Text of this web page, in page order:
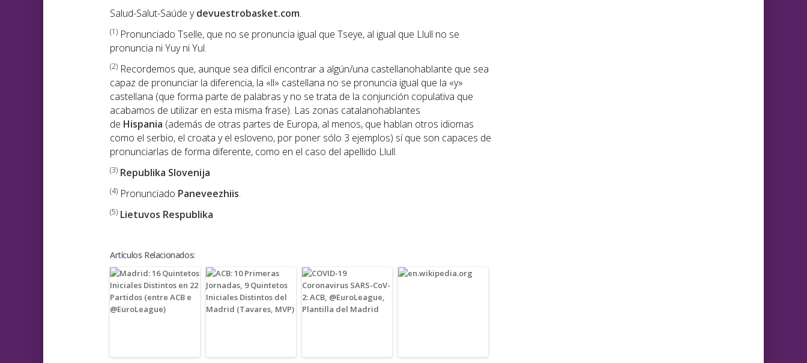
Salud-Salut-Saúde ydevuestrobasket.com.
(1) Pronunciado Tselle, que no se pronuncia igual que Tseye, al igual que Llull no se
pronuncia ni Yuy ni Yul.
(2) Recordemos que, aunque sea difícil encontrar a algún/una castellanohablante que sea
capaz de pronunciar la diferencia, la «ll» castellana no se pronuncia igual que la «y»
castellana (que forma parte de palabras y no se trata de la conjunción copulativa que
acabamos de utilizar en esta misma frase). Las zonas catalanohablantes
de Hispania (además de otras partes de Europa, al menos, que hablan otros idiomas
como el serbio, el croata y el esloveno, por poner sólo 3 ejemplos) sí que son capaces de
pronunciarlas de forma diferente, como en el caso del apellido Llull.
(3) Republika Slovenija
(4) Pronunciado Paneveezhiis.
(5) Lietuvos Respublika
Artículos Relacionados: